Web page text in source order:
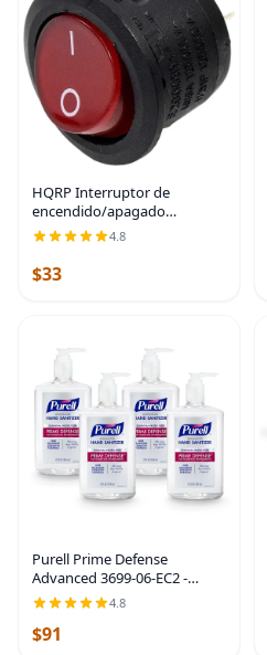
HQRP Interruptor de
encendido/apagado
compatible con aspiradora
vertical Hoover Windtunnel
UH70815 UH70819 UH70821
UH70829 UH70832 UH70839
4.8
$33
Purell Prime Defense
Advanced 3699-06-EC2 -
Desinfectante de manos,
protección esencial, botellas
de bomba de 12 onzas
4.8
$91